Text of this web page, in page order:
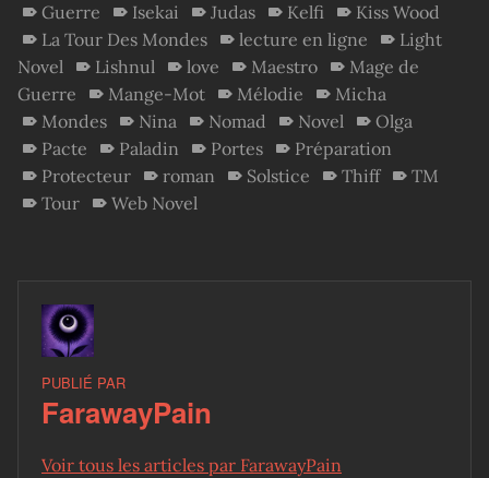
Guerre
Isekai Judas Kelfi
Kiss Wood
La Tour Des Mondes
lecture en ligne
Light
Novel
Lishnul love Maestro
Mage de
Guerre
Mange-Mot Mélodie
Micha
Mondes
Nina Nomad Novel
Olga
Pacte
Paladin Portes
Préparation
Protecteur
roman Solstice Thiff
TM
Tour
Web Novel
PUBLIÉ PAR
FarawayPain
Voir tous les articles par FarawayPain